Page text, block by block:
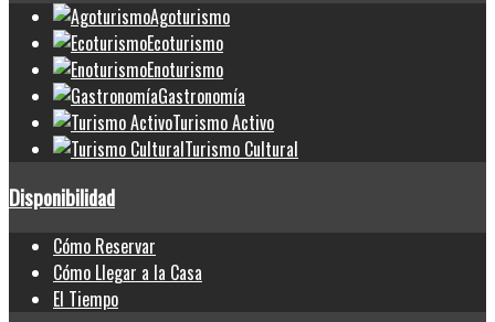
Agoturismo
Ecoturismo
Enoturismo
Gastronomía
Turismo Activo
Turismo Cultural
Disponibilidad
Cómo Reservar
Cómo Llegar a la Casa
El Tiempo